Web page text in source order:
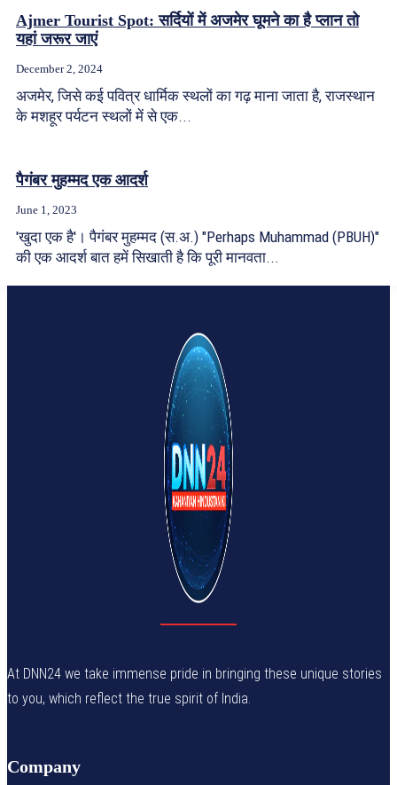
Ajmer Tourist Spot: सर्दियों में अजमेर घूमने का है प्लान तो
यहां जरूर जाएं
December 2, 2024
अजमेर, जिसे कई पवित्र धार्मिक स्थलों का गढ़ माना जाता है, राजस्थान
के मशहूर पर्यटन स्थलों में से एक...
पैगंबर मुहम्मद एक आदर्श
June 1, 2023
'खुदा एक है'। पैगंबर मुहम्मद (स.अ.) "Perhaps Muhammad (PBUH)"
की एक आदर्श बात हमें सिखाती है कि पूरी मानवता...
At DNN24 we take immense pride in bringing these unique stories
to you, which reflect the true spirit of India.
Company